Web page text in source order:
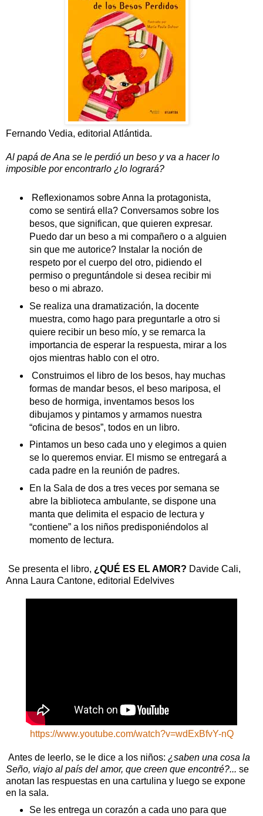
Fernando Vedia, editorial Atlántida.
Al papá de Ana se le perdió un beso y va a hacer lo
imposible por encontrarlo ¿lo logrará?
Reflexionamos sobre Anna la protagonista,
como se sentirá ella? Conversamos sobre los
besos, que significan, que quieren expresar.
Puedo dar un beso a mi compañero o a alguien
sin que me autorice? Instalar la noción de
respeto por el cuerpo del otro, pidiendo el
permiso o preguntándole si desea recibir mi
beso o mi abrazo.
Se realiza una dramatización, la docente
muestra, como hago para preguntarle a otro si
quiere recibir un beso mío, y se remarca la
importancia de esperar la respuesta, mirar a los
ojos mientras hablo con el otro.
Construimos el libro de los besos, hay muchas
formas de mandar besos, el beso mariposa, el
beso de hormiga, inventamos besos los
dibujamos y pintamos y armamos nuestra
“oficina de besos”, todos en un libro.
Pintamos un beso cada uno y elegimos a quien
se lo queremos enviar. El mismo se entregará a
cada padre en la reunión de padres.
En la Sala de dos a tres veces por semana se
abre la biblioteca ambulante, se dispone una
manta que delimita el espacio de lectura y
“contiene” a los niños predisponiéndolos al
momento de lectura.
Se presenta el libro, ¿QUÉ ES EL AMOR? Davide Cali,
Anna Laura Cantone, editorial Edelvives
https://www.youtube.com/watch?v=wdExBfvY-nQ
Antes de leerlo, se le dice a los niños: ¿saben una cosa la
Seño, viajo al país del amor, que creen que encontré?... se
anotan las respuestas en una cartulina y luego se expone
en la sala.
Se les entrega un corazón a cada uno para que